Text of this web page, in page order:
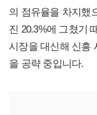
의 점유율을 차지했
진 20.3%에 그쳤기
시장을 대신해 신흥
을 공략 중입니다.